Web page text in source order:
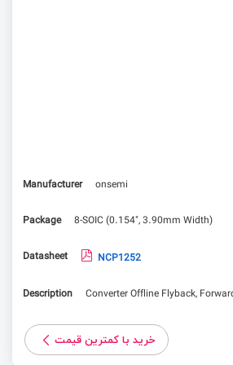
Manufacturer onsemi
Package 8-SOIC (0.154", 3.90mm Width)
Datasheet NCP1252
Description Converter Offline Flyback,
خرید با کمترین قیمت